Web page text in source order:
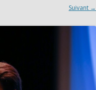
Suivant →